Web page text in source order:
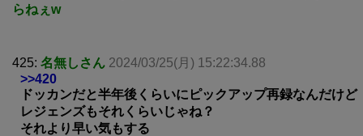
らねぇw
425: 名無しさん 2024/03/25(月) 15:22:34.88
>>420
ドッカンだと半年後くらいにピックアップ再録なんだけど
レジェンズもそれくらいじゃね？
それより早い気もする